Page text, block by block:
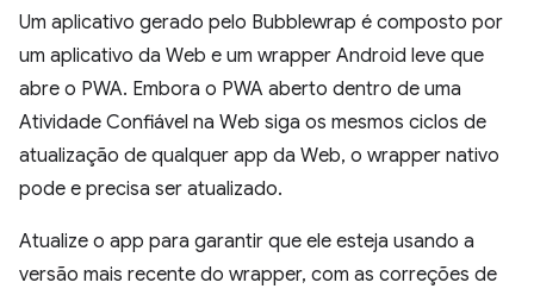
Um aplicativo gerado pelo Bubblewrap é composto por
um aplicativo da Web e um wrapper Android leve que
abre o PWA. Embora o PWA aberto dentro de uma
Atividade Confiável na Web siga os mesmos ciclos de
atualização de qualquer app da Web, o wrapper nativo
pode e precisa ser atualizado.
Atualize o app para garantir que ele esteja usando a
versão mais recente do wrapper, com as correções de